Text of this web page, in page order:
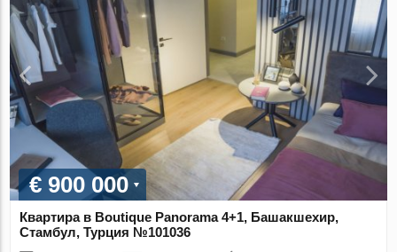
€ 900 000
Квартира в Boutique Panorama 4+1, Башакшехир,
Стамбул, Турция №101036